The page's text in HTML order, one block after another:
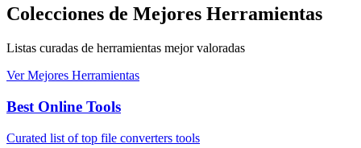
Colecciones de Mejores Herramientas
Listas curadas de herramientas mejor valoradas
Ver Mejores Herramientas
Best Online Tools
Curated list of top file converters tools